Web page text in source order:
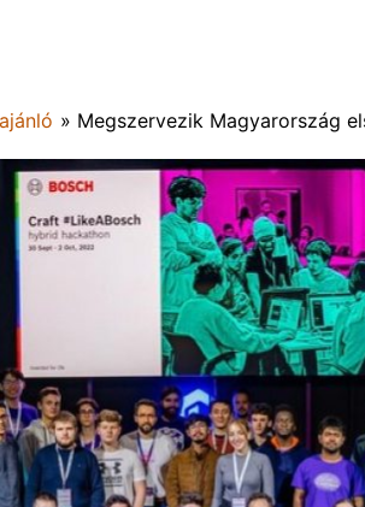
» Megszervezik Magyarország